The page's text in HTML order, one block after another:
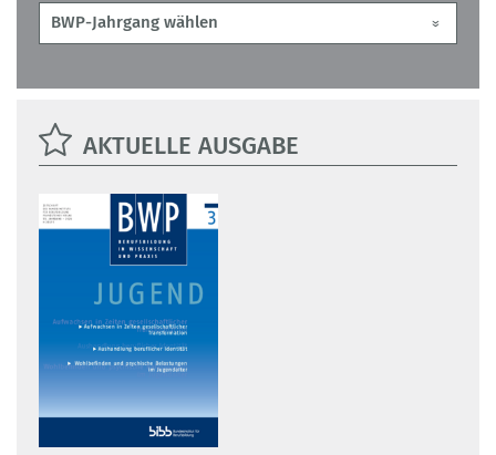
AKTUELLE AUSGABE